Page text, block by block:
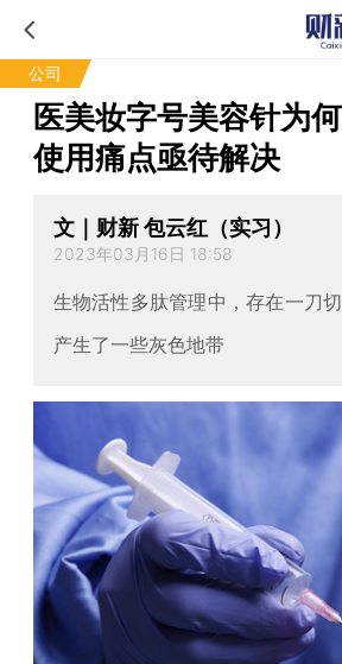
公司
医美妆字号美容针为
使用痛点亟待解决
文｜财新 包云红（实习）
2023年03月16日 18:58
生物活性多肽管理中，存在一刀
产生了一些灰色地带